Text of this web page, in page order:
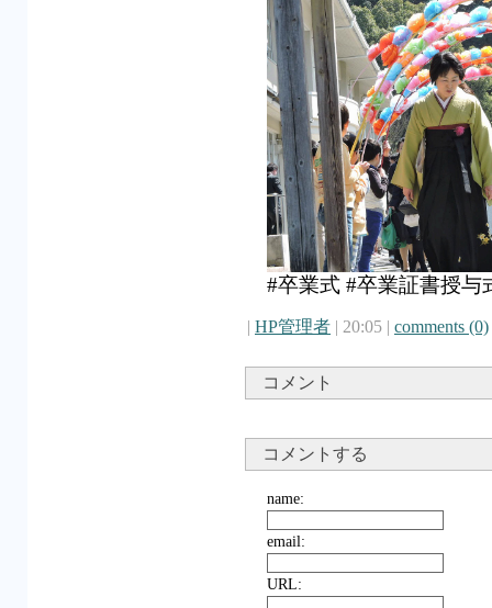
#卒業式 #卒業証書授与
| HP管理者 | 20:05 | comments (0)
コメント
コメントする
name:
email:
URL: